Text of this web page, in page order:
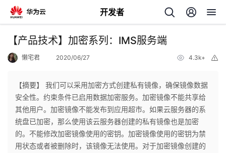
开发者
返
个
人
我
【产品技术】加密系列：IMS服务端
懒宅君 2020/06/27 4.3k+
【摘要】 我们可以采用加密方式创建私有镜像，确保镜像数据
安全性。约束条件已启用数据加密服务。加密镜像不能共享给
其他用户。加密镜像不能发布到应用超市。如果云服务器的系
统盘已加密，那么使用该云服务器创建的私有镜像也是加密
的。不能修改加密镜像使用的密钥。加密镜像使用的密钥为禁
用状态或者被删除时，该镜像无法使用。对于加密镜像创建的